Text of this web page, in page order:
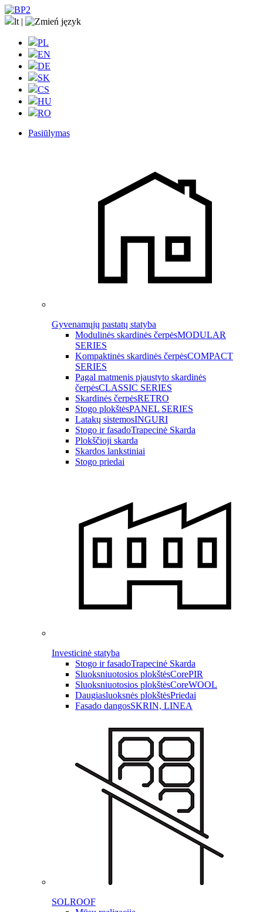
lt |
PL
EN
DE
SK
CS
HU
RO
Pasiūlymas
Gyvenamųjų pastatų statyba
Modulinės skardinės čerpėsMODULAR
SERIES
Kompaktinės skardinės čerpėsCOMPACT
SERIES
Pagal matmenis pjaustyto skardinės
čerpėsCLASSIC SERIES
Skardinės čerpėsRETRO
Stogo plokštėsPANEL SERIES
Latakų sistemosINGURI
Stogo ir fasadoTrapecinė Skarda
Plokščioji skarda
Skardos lankstiniai
Stogo priedai
Investicinė statyba
Stogo ir fasadoTrapecinė Skarda
Sluoksniuotosios plokštėsCorePIR
Sluoksniuotosios plokštėsCoreWOOL
Daugiasluoksnės plokštėsPriedai
Fasado dangosSKRIN, LINEA
SOLROOF